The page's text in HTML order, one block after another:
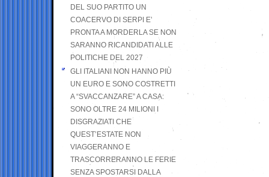
DEL SUO PARTITO UN
COACERVO DI SERPI E’
PRONTA A MORDERLA SE NON
SARANNO RICANDIDATI ALLE
POLITICHE DEL 2027
GLI ITALIANI NON HANNO PIÙ
UN EURO E SONO COSTRETTI
A “SVACCANZARE” A CASA:
SONO OLTRE 24 MILIONI I
DISGRAZIATI CHE
QUEST’ESTATE NON
VIAGGERANNO E
TRASCORRERANNO LE FERIE
SENZA SPOSTARSI DALLA